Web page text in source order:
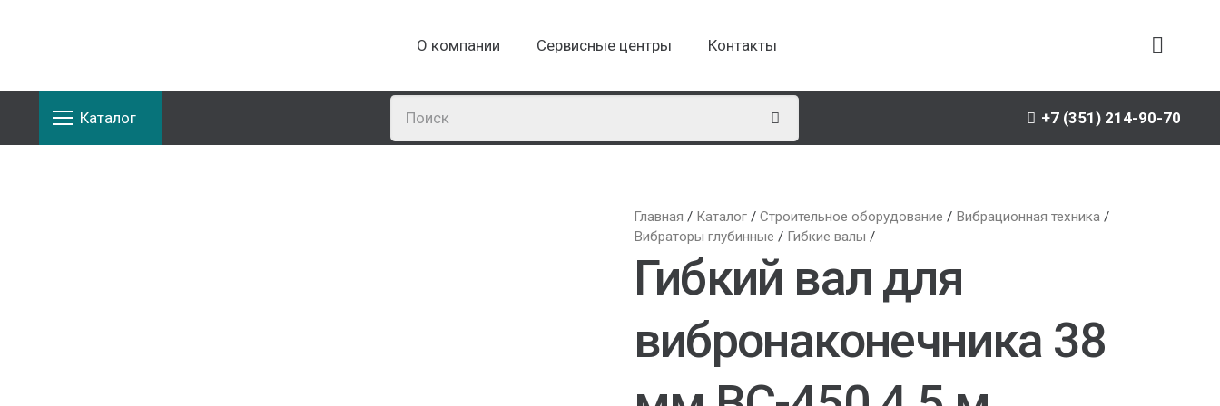
О компании Сервисные центры Контакты
Каталог +7 (351) 214-90-70
Главная / Каталог/ Строительное оборудование / Вибрационная техника/
Вибраторы глубинные / Гибкие валы /
Гибкий вал для
вибронаконечника 38